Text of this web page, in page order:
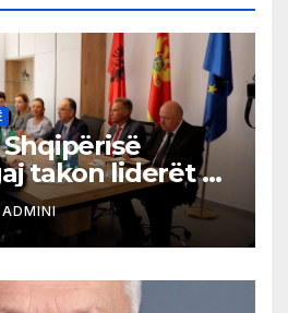
takon liderët e
në Ulqin
ADMINI